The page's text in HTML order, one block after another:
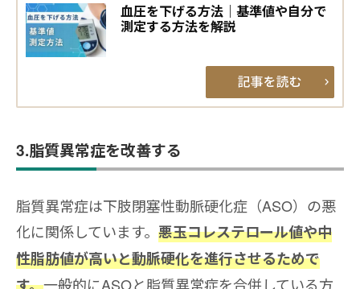
血圧を下げる方法｜基準値や自分で
測定する方法を解説
3.脂質異常症を改善する
脂質異常症は下肢閉塞性動脈硬化症（ASO）の悪
化に関係しています。 悪玉コレステロール値や中
性脂肪値が高いと動脈硬化を進行させるためで
す。一般的にASOと脂質異常症を合併している方